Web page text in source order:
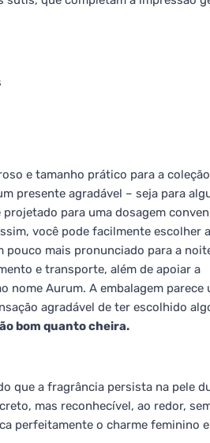
e tamanho prático para a coleção
presente agradável – seja para
para uma dosagem
você pode facilmente escolher a
pouco mais pronunciado para a
e transporte, além de apoiar a
nome Aurum. A embalagem parece
agradável de ter escolhido
bom quanto cheira.
que a fragrância persista na pele
mas reconhecível, ao redor,
perfeitamente o charme feminino